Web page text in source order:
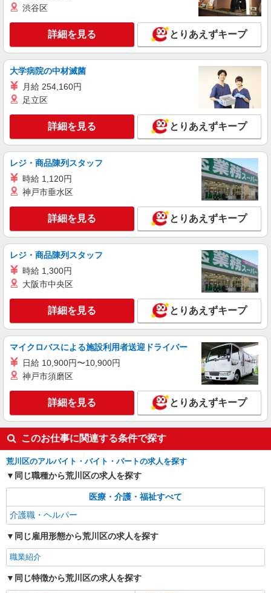
者1500円〜/介護福祉士1650円〜 ※資格や経験な
東京都荒川区
キープ 詳細を見る
正社員
ショートステイ 町屋/1380000048-026
介護職員（ヘルパー）（夜勤専従）
月給283,130円〜310,860円（経験・能力等に
よる） ＜給与補足＞居住支援特別手当20,000円/月
含む。 夜勤10回分（53,930〜56,660円）含む。※
夜勤1回あたり5,393〜5,666円（深夜割増＋夜勤手
当）
東京都荒川区町屋1-38-20
キープ 詳細を見る
職業紹介
株式会社kotrio /●SW-S-2097971
介護職の正社員で夜勤一切ナシ！デイサービス
★町屋駅
【正社員】月給240,000〜400,000円 ・基本
給：200,000円〜220,000円 ・資格手当：10,000〜
30,000円 ・役職手当：10,000〜70,000円 ・処遇改
善手当：20,000〜60,000円（勤続年数、保有資格
により変動） ・固定残業手当：20,000円（10時
間） ※固定残業時間を超過する場合には超過勤務
手当として別途支給 ・夜勤手当：10,000円/1回
（上記給与とは別に支給） 下記資格をお持ちの方
歓迎 ・認知症介護基礎研修 ・初任者研修 ・実務
者研修 ・介護福祉士 など
キープ 詳細を見る
派遣社員
株式会社kotrio /●SW-H1-2001706
≪町屋駅≫高収入＆負担少！高級シニアマンシ
ョンの支援STAFF
時給1550円〜2312円 ＜日払い有/週払い有/交
通費全支給(ガソリン代含む)＞
荒川区 ★交通費全額支給
キープ
渋谷区
詳細を見る とりあえずキープ
大学病院の中材滅菌
月給 254,160円
足立区
詳細を見る とりあえずキープ
レジ・商品陳列スタッフ
時給 1,120円
神戸市垂水区
詳細を見る とりあえずキープ
レジ・商品陳列スタッフ
時給 1,300円
大阪市中央区
詳細を見る とりあえずキープ
マイクロバスによる施設利用者送迎ドライバー
日給 10,900円〜10,900円
神戸市須磨区
詳細を見る とりあえずキープ
このお仕事に関連する条件で探す
荒川区のアルバイト・バイト・パートの求人を探す
同じ職種から荒川区の求人を探す
医療・介護・福祉すべて
介護職・ヘルパー
同じ雇用形態から荒川区の求人を探す
職業紹介
同じ特徴から荒川区の求人を探す